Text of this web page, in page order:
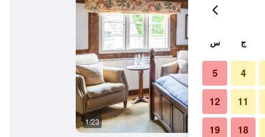
1/23
ج س
4
5
11
12
18
19